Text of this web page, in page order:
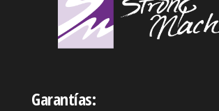
Garantías: